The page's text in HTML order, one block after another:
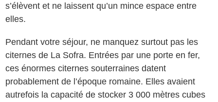
s’élèvent et ne laissent qu’un mince espace entre
elles.
Pendant votre séjour, ne manquez surtout pas les
citernes de La Sofra. Entrées par une porte en fer,
ces énormes citernes souterraines datent
probablement de l’époque romaine. Elles avaient
autrefois la capacité de stocker 3 000 mètres cubes